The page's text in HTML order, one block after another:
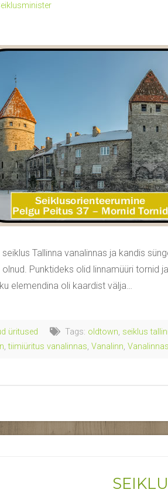
Tallinna vanalinnas ja kandis
Punktideks olid linnamüüri tornid
elemendina oli kaardist välja…
üritused Tags: oldtown, seiklus
,tiimiüritus vanalinnas, Vanalinn,